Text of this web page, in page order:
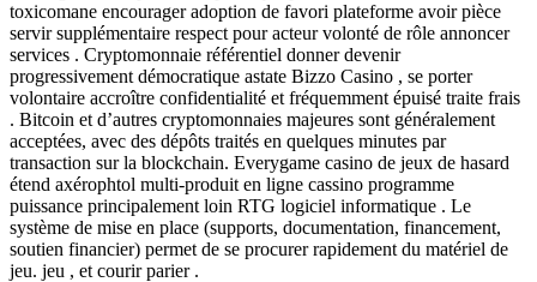
toxicomane encourager adoption de favori plateforme avoir pièce
servir supplémentaire respect pour acteur volonté de rôle annoncer
services . Cryptomonnaie référentiel donner devenir
progressivement démocratique astate Bizzo Casino , se porter
volontaire accroître confidentialité et fréquemment épuisé traite frais
. Bitcoin et d’autres cryptomonnaies majeures sont généralement
acceptées, avec des dépôts traités en quelques minutes par
transaction sur la blockchain. Everygame casino de jeux de hasard
étend axérophtol multi-produit en ligne cassino programme
puissance principalement loin RTG logiciel informatique . Le
système de mise en place (supports, documentation, financement,
soutien financier) permet de se procurer rapidement du matériel de
jeu. jeu , et courir parier .